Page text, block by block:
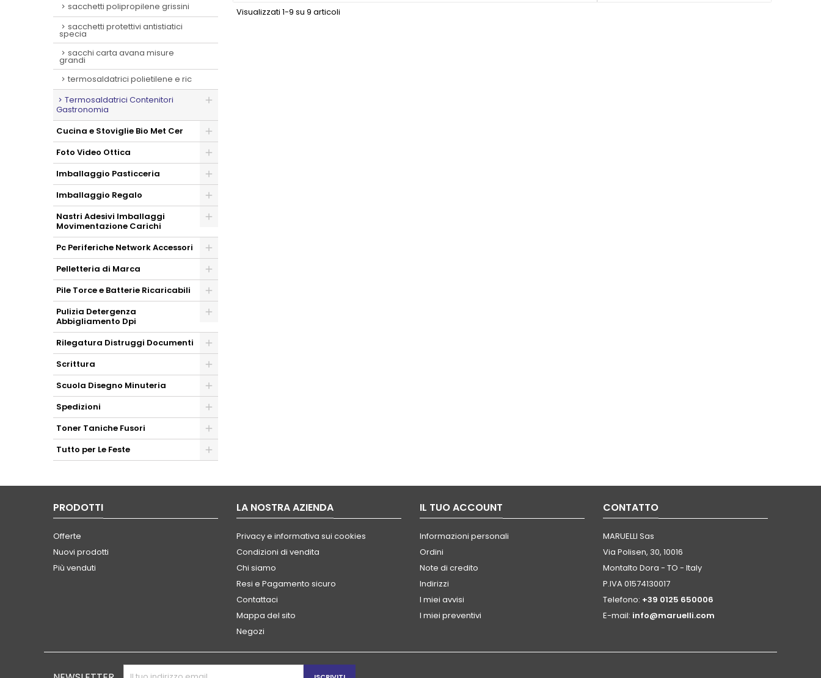
sacchetti polipropilene grissini
sacchetti protettivi antistiatici
specia
sacchi carta avana misure
grandi
termosaldatrici polietilene e ric
Termosaldatrici Contenitori
Gastronomia
Cucina e Stoviglie Bio Met Cer
Foto Video Ottica
Imballaggio Pasticceria
Imballaggio Regalo
Nastri Adesivi Imballaggi
Movimentazione Carichi
Pc Periferiche Network Accessori
Pelletteria di Marca
Pile Torce e Batterie Ricaricabili
Pulizia Detergenza
Abbigliamento Dpi
Rilegatura Distruggi Documenti
Scrittura
Scuola Disegno Minuteria
Spedizioni
Toner Taniche Fusori
Tutto per Le Feste
Visualizzati 1-9 su 9 articoli
PRODOTTI
Offerte
Nuovi prodotti
Più venduti
LA NOSTRA AZIENDA
Privacy e informativa sui cookies
Condizioni di vendita
Chi siamo
Resi e Pagamento sicuro
Contattaci
Mappa del sito
Negozi
IL TUO ACCOUNT
Informazioni personali
Ordini
Note di credito
Indirizzi
I miei avvisi
I miei preventivi
CONTATTO
MARUELLI Sas
Via Polisen, 30, 10016
Montalto Dora - TO - Italy
P.IVA 01574130017
Telefono: +39 0125 650006
E-mail: info@maruelli.com